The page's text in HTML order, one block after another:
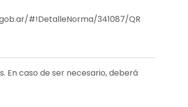
#!DetalleNorma/341087/QR
En caso de ser necesario, deberá